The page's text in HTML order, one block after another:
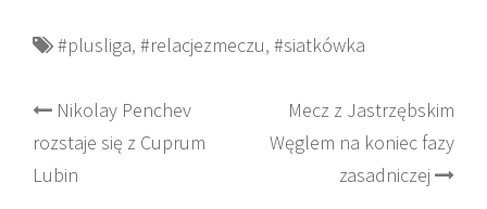
#plusliga, #relacjezmeczu, #siatkówka
Post
navigation
Nikolay Penchev
rozstaje się z Cuprum
Lubin
Mecz z Jastrzębskim
Węglem na koniec fazy
zasadniczej